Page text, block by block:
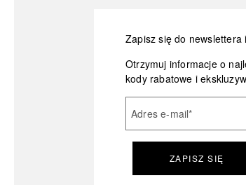
Zapisz się do newslettera
Otrzymuj informacje o
kody rabatowe i
Adres e-mail*
ZAPISZ SIĘ